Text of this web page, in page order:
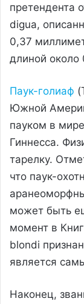
претендента
digua,
0,37
длиной
Паук-голиаф
Южной
пауком в
Гиннесса.
тарелку.
что паук-
может быть
момент в
blondi
является
Наконец,